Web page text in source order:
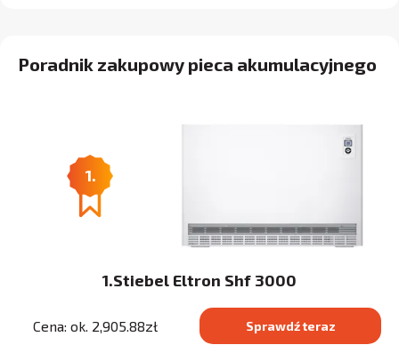
Poradnik zakupowy pieca akumulacyjnego
1.
1.Stiebel Eltron Shf 3000
Cena: ok. 2,905.88zł Sprawdź teraz